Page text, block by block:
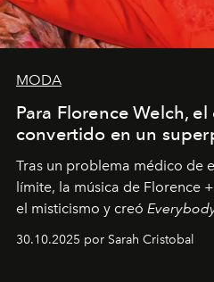
MODA
Para Florence Welch,
convertido en un
Tras un problema médico de
límite, la música de Florence
el misticismo y creó
álbumes más profundos hasta
30.10.2025 por Sarah Cristobal